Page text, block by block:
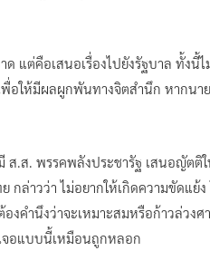
แต่คือเสนอเรื่องไปยังรัฐบาล ทั้งนี้ไ
อให้มีผลผูกพันทางจิตสำนึก หากนา
ส.ส. พรรคพลังประชารัฐ เสนอญัตติ
ล่าวว่า ไม่อยากให้เกิดความขัดแย้ง
คำนึงว่าจะเหมาะสมหรือก้าวล่วงศ
จอแบบนี้เหมือนถูกหลอก